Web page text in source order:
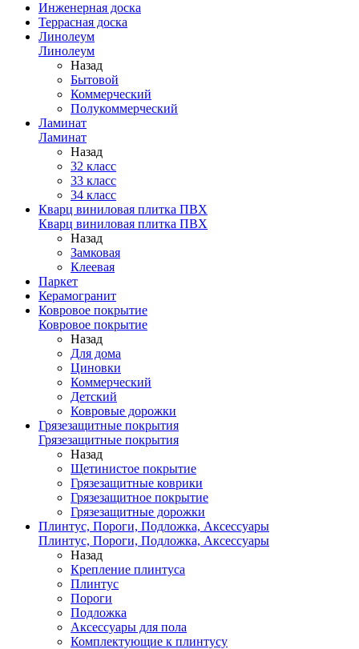
Инженерная доска
Террасная доска
Линолеум
Линолеум
Назад
Бытовой
Коммерческий
Полукоммерческий
Ламинат
Ламинат
Назад
32 класс
33 класс
34 класс
Кварц виниловая плитка ПВХ
Кварц виниловая плитка ПВХ
Назад
Замковая
Клеевая
Паркет
Керамогранит
Ковровое покрытие
Ковровое покрытие
Назад
Для дома
Циновки
Коммерческий
Детский
Ковровые дорожки
Грязезащитные покрытия
Грязезащитные покрытия
Назад
Щетинистое покрытие
Грязезащитные коврики
Грязезащитное покрытие
Грязезащитные дорожки
Плинтус, Пороги, Подложка, Аксессуары
Плинтус, Пороги, Подложка, Аксессуары
Назад
Крепление плинтуса
Плинтус
Пороги
Подложка
Аксессуары для пола
Комплектующие к плинтусу